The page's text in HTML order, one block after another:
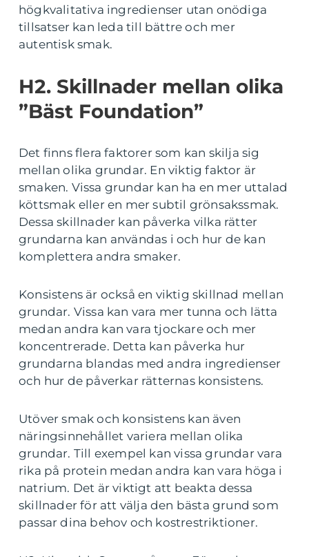
högkvalitativa ingredienser utan onödiga
tillsatser kan leda till bättre och mer
autentisk smak.
H2. Skillnader mellan olika
”Bäst Foundation”
Det finns flera faktorer som kan skilja sig
mellan olika grundar. En viktig faktor är
smaken. Vissa grundar kan ha en mer uttalad
köttsmak eller en mer subtil grönsakssmak.
Dessa skillnader kan påverka vilka rätter
grundarna kan användas i och hur de kan
komplettera andra smaker.
Konsistens är också en viktig skillnad mellan
grundar. Vissa kan vara mer tunna och lätta
medan andra kan vara tjockare och mer
koncentrerade. Detta kan påverka hur
grundarna blandas med andra ingredienser
och hur de påverkar rätternas konsistens.
Utöver smak och konsistens kan även
näringsinnehållet variera mellan olika
grundar. Till exempel kan vissa grundar vara
rika på protein medan andra kan vara höga i
natrium. Det är viktigt att beakta dessa
skillnader för att välja den bästa grund som
passar dina behov och kostrestriktioner.